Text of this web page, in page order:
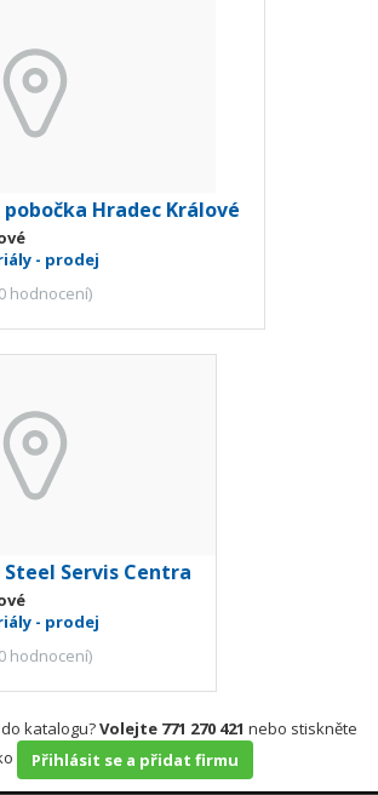
pobočka Hradec Králové
- prodej
0 hodnocení)
Steel Servis Centra
- prodej
0 hodnocení)
katalogu?Volejte 771 270 421 nebo stiskněte
Přihlásit se a přidat firmu